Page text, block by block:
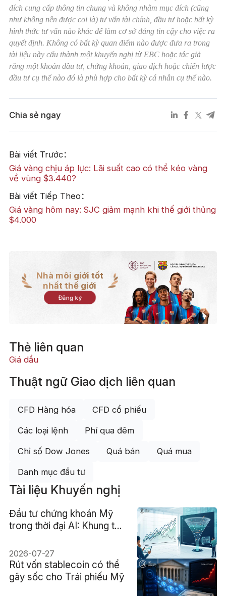
đích cung cấp thông tin chung và không nhằm mục đích (cũng
như không nên được coi là) tư vấn tài chính, đầu tư hoặc bất kỳ
hình thức tư vấn nào khác để làm cơ sở đáng tin cậy cho việc ra
quyết định. Không có bất kỳ quan điểm nào được đưa ra trong
tài liệu này cấu thành một khuyến nghị từ EBC hoặc tác giả
rằng một khoản đầu tư, chứng khoán, giao dịch hoặc chiến lược
đầu tư cụ thể nào đó là phù hợp cho bất kỳ cá nhân cụ thể nào.
Chia sẻ ngay
Bài viết Trước：
Giá vàng chịu áp lực: Lãi suất cao có thể kéo vàng
về vùng $3.440?
Bài viết Tiếp Theo：
Giá vàng hôm nay: SJC giảm mạnh khi thế giới thủng
$4.000
Nhà môi giới tốt
nhất thế giới
Đăng ký
Thẻ liên quan
Giá dầu
Thuật ngữ Giao dịch liên quan
CFD Hàng hóa CFD cổ phiếu
Các loại lệnh Phí qua đêm
Chỉ số Dow Jones Quá bán Quá mua
Danh mục đầu tư
Tài liệu Khuyến nghị
Đầu tư chứng khoán Mỹ
trong thời đại AI: Khung tư
2026-07-27
Rút vốn stablecoin có thể
gây sốc cho Trái phiếu Mỹ